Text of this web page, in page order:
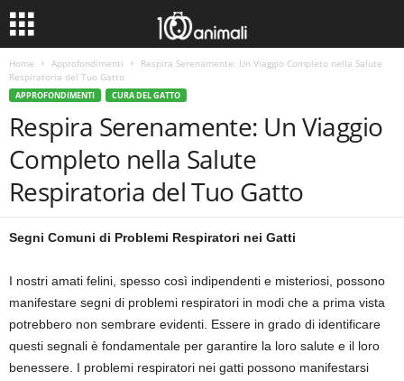
Home Approfondimenti
Respira Serenamente: Un Viaggio Completo nella Salute
Respiratoria del Tuo Gatto
APPROFONDIMENTI CURA DEL GATTO
Respira Serenamente: Un Viaggio
Completo nella Salute
Respiratoria del Tuo Gatto
Segni Comuni di Problemi Respiratori nei Gatti
I nostri amati felini, spesso così indipendenti e misteriosi, possono
manifestare segni di problemi respiratori in modi che a prima vista
potrebbero non sembrare evidenti. Essere in grado di identificare
questi segnali è fondamentale per garantire la loro salute e il loro
benessere. I problemi respiratori nei gatti possono manifestarsi